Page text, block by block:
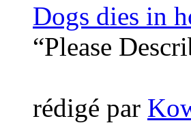
Dogs dies in
“Please
rédigé par